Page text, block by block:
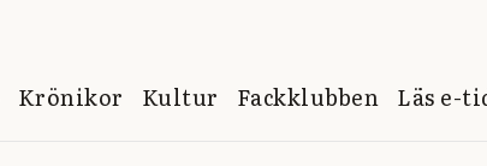
Krönikor Kultur Fackklubben Läs e-